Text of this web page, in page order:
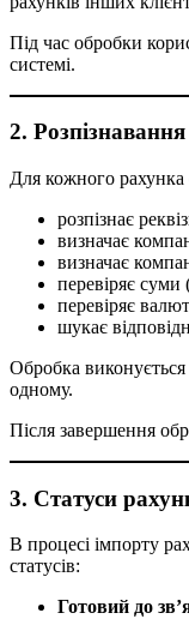
Під час обробки
системі.
2. Розпізнавання
Для кожного рахунка
розпізнає
визначає
визначає
перевіряє
перевіряє
шукає
Обробка
одному.
Після завершення
3. Статуси
В процесі імпорту
статусів:
Готовий до